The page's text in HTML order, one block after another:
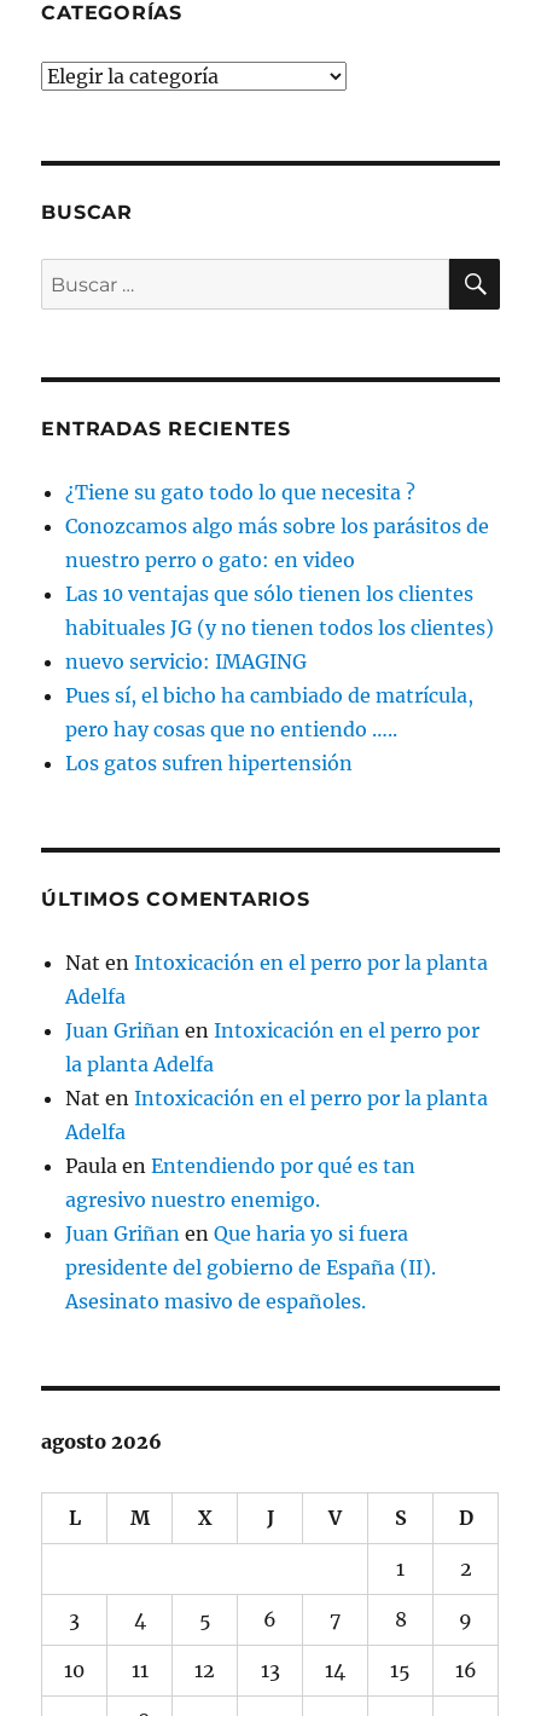
CATEGORÍAS
Categorías
BUSCAR
Buscar
por:
ENTRADAS RECIENTES
¿Tiene su gato todo lo que necesita ?
Conozcamos algo más sobre los parásitos de
nuestro perro o gato: en video
Las 10 ventajas que sólo tienen los clientes
habituales JG (y no tienen todos los clientes)
nuevo servicio: IMAGING
Pues sí, el bicho ha cambiado de matrícula,
pero hay cosas que no entiendo …..
Los gatos sufren hipertensión
ÚLTIMOS COMENTARIOS
Nat enIntoxicación en el perro por la planta
Adelfa
Juan Griñan enIntoxicación en el perro por
la planta Adelfa
Nat enIntoxicación en el perro por la planta
Adelfa
Paula enEntendiendo por qué es tan
agresivo nuestro enemigo.
Juan Griñan enQue haria yo si fuera
presidente del gobierno de España (II).
Asesinato masivo de españoles.
agosto 2026
L M X J V S D
1 2
3 4 5 6 7 8 9
10 11 12 13 14 15 16